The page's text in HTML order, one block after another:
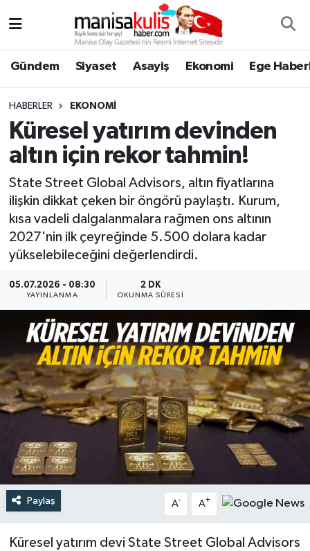
Gündem Siyaset Asayiş Ekonomi Ege
HABERLER EKONOMI
Küresel yatırım devinden
altın için rekor tahmin!
State Street Global Advisors, altın fiyatlarına
ilişkin dikkat çeken bir öngörü paylaştı. Kurum,
kısa vadeli dalgalanmalara rağmen ons altının
2027'nin ilk çeyreğinde 5.500 dolara kadar
yükselebileceğini değerlendirdi.
05.07.2026 - 08:30
YAYINLANMA
2 DK
OKUNMA SÜRESI
Paylaş A- A+
Küresel yatırım devi State Street Global Advisors
Ege Haberleri
Ekonomi
Genel
Gündem
Resmi İlan
Spor
Türkiye
Yaşam
Yunusemre Hava Durumu
Yunusemre Trafik Yoğunluk Haritası
Süper Lig Puan Durumu ve Fikstür
Tüm Manşetler
Son Dakika Haberleri
Haber Arşivi